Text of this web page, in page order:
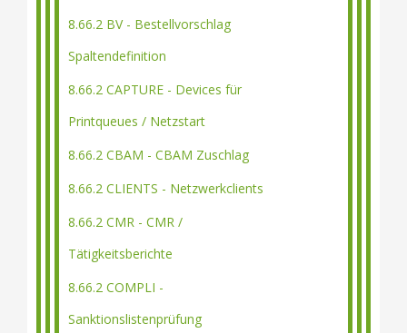
8.66.2 BV - Bestellvorschlag
Spaltendefinition
8.66.2 CAPTURE - Devices für
Printqueues / Netzstart
8.66.2 CBAM - CBAM Zuschlag
8.66.2 CLIENTS - Netzwerkclients
8.66.2 CMR - CMR /
Tätigkeitsberichte
8.66.2 COMPLI -
Sanktionslistenprüfung